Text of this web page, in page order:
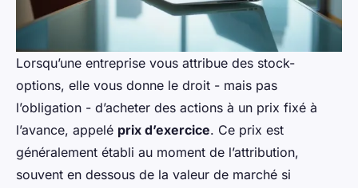
Lorsqu’une entreprise vous attribue des stock-
options, elle vous donne le droit - mais pas
l’obligation - d’acheter des actions à un prix fixé à
l’avance, appelé prix d’exercice. Ce prix est
généralement établi au moment de l’attribution,
souvent en dessous de la valeur de marché si